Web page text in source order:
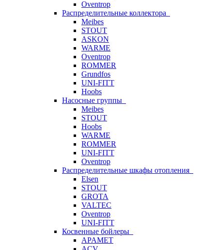
Oventrop
Распределительные коллектора
Meibes
STOUT
ASKON
WARME
Oventrop
ROMMER
Grundfos
UNI-FITT
Hoobs
Насосные группы
Meibes
STOUT
Hoobs
WARME
ROMMER
UNI-FITT
Oventrop
Распределительные шкафы отопления
Elsen
STOUT
GROTA
VALTEC
Oventrop
UNI-FITT
Косвенные бойлеры
APAMET